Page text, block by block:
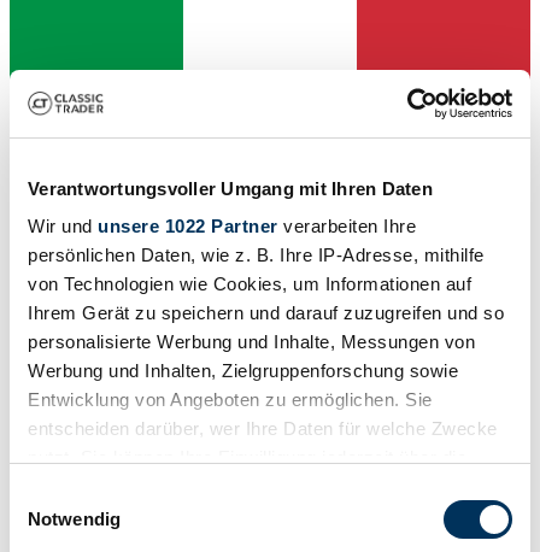
Verantwortungsvoller Umgang mit Ihren Daten
Wir und unsere 1022 Partner verarbeiten Ihre
persönlichen Daten, wie z. B. Ihre IP-Adresse, mithilfe
von Technologien wie Cookies, um Informationen auf
Ihrem Gerät zu speichern und darauf zuzugreifen und so
personalisierte Werbung und Inhalte, Messungen von
Werbung und Inhalten, Zielgruppenforschung sowie
Entwicklung von Angeboten zu ermöglichen. Sie
entscheiden darüber, wer Ihre Daten für welche Zwecke
Trigger Symbol ändern oder widerrufen
Notwendig
Karosserieform
Cabriolet (Roadster)
Tachostand (abgelesen)
Leistung (kW/PS)
37 / 50